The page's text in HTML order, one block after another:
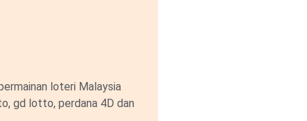
loteri Malaysia
gd lotto, perdana 4D dan